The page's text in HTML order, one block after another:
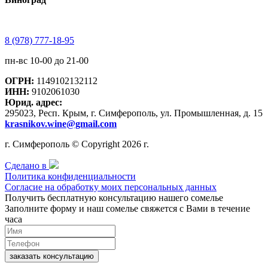
8 (978) 777-18-95
пн-вс 10-00 до 21-00
ОГРН: 1149102132112
ИНН: 9102061030
Юрид. адрес:
295023, Респ. Крым, г. Симферополь, ул. Промышленная, д. 15
krasnikov.wine@gmail.com
г. Симферополь © Copyright 2026 г.
Сделано в
Политика конфиденциальности
Согласие на обработку моих персональных данных
Получить бесплатную консультацию нашего сомелье
Заполните форму и наш сомелье свяжется с Вами в течение
часа
заказать консультацию